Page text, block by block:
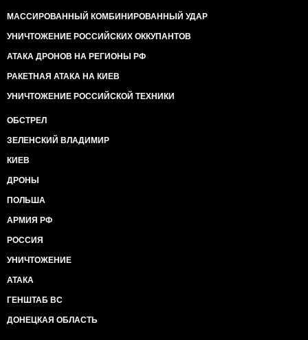
МАССИРОВАННЫЙ КОМБИНИРОВАННЫЙ УДАР
УНИЧТОЖЕНИЕ РОССИЙСКИХ ОККУПАНТОВ
АТАКА ДРОНОВ НА РЕГИОНЫ РФ
РАКЕТНАЯ АТАКА НА КИЕВ
УНИЧТОЖЕНИЕ РОССИЙСКОЙ ТЕХНИКИ
ОБСТРЕЛ
ЗЕЛЕНСКИЙ ВЛАДИМИР
КИЕВ
ДРОНЫ
ПОЛЬША
АРМИЯ РФ
РОССИЯ
УНИЧТОЖЕНИЕ
АТАКА
ГЕНШТАБ ВС
ДОНЕЦКАЯ ОБЛАСТЬ